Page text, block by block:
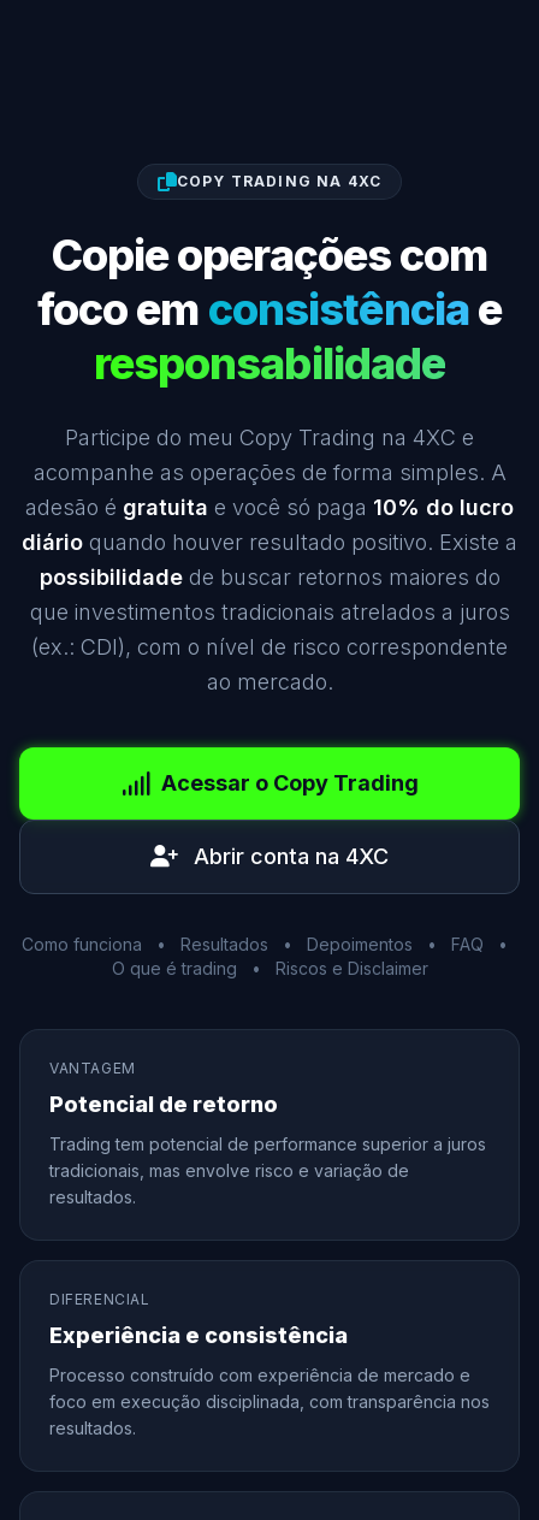
COPY TRADING NA 4XC
Copie operações com
foco em consistênciae
responsabilidade
Participe do meu Copy Trading na 4XC e
acompanhe as operações de forma simples. A
adesão é gratuita e você só paga 10% do lucro
diário quando houver resultado positivo. Existe a
possibilidadede buscar retornos maiores do
que investimentos tradicionais atrelados a juros
(ex.: CDI), com o nível de risco correspondente
ao mercado.
Acessar o Copy Trading
Abrir conta na 4XC
Como funciona • Resultados • Depoimentos • FAQ
•
O que é trading
• Riscos e Disclaimer
VANTAGEM
Potencial de retorno
Trading tem potencial de performance superior a juros
tradicionais, mas envolve risco e variação de
resultados.
DIFERENCIAL
Experiência e consistência
Processo construído com experiência de mercado e
foco em execução disciplinada, com transparência nos
resultados.